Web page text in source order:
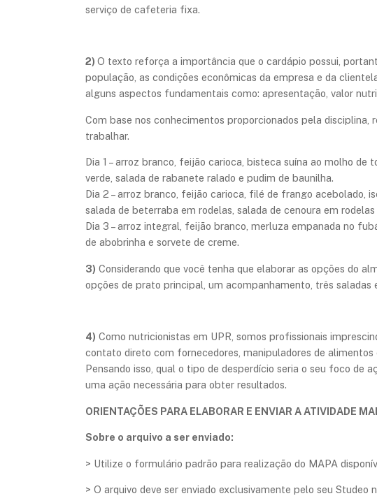
serviço de cafeteria fixa.
2) O texto reforça a importância que o cardápio possui,
população, as condições econômicas da empresa e da
alguns aspectos fundamentais como: apresentação, valor
Com base nos conhecimentos proporcionados pela
trabalhar.
Dia 1 – arroz branco, feijão carioca, bisteca suína ao molho
verde, salada de rabanete ralado e pudim de baunilha.
Dia 2 – arroz branco, feijão carioca, filé de frango acebolado,
salada de beterraba em rodelas, salada de cenoura em
Dia 3 – arroz integral, feijão branco, merluza empanada no
de abobrinha e sorvete de creme.
3) Considerando que você tenha que elaborar as opções do
opções de prato principal, um acompanhamento, três
4) Como nutricionistas em UPR, somos profissionais
contato direto com fornecedores, manipuladores de
Pensando isso, qual o tipo de desperdício seria o seu foco de
uma ação necessária para obter resultados.
ORIENTAÇÕES PARA ELABORAR E ENVIAR A ATIVIDADE
Sobre o arquivo a ser enviado:
> Utilize o formulário padrão para realização do MAPA
> O arquivo deve ser enviado exclusivamente pelo seu